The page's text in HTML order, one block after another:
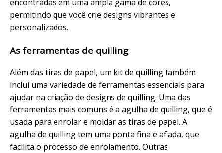
encontradas em uma ampla gama de cores,
permitindo que você crie designs vibrantes e
personalizados.
As ferramentas de quilling
Além das tiras de papel, um kit de quilling também
inclui uma variedade de ferramentas essenciais para
ajudar na criação de designs de quilling. Uma das
ferramentas mais comuns é a agulha de quilling, que é
usada para enrolar e moldar as tiras de papel. A
agulha de quilling tem uma ponta fina e afiada, que
facilita o processo de enrolamento. Outras